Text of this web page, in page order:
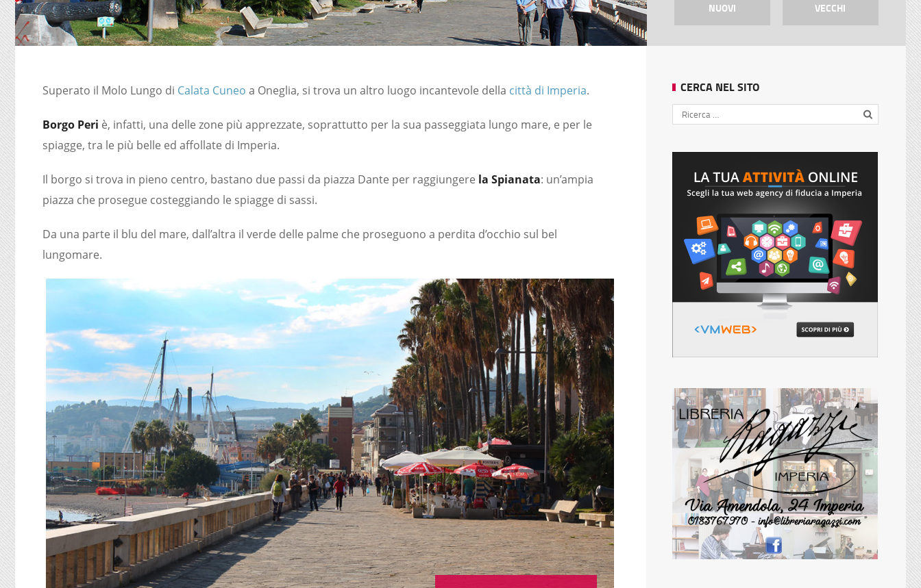
NUOVI VECCHI
Superato il Molo Lungo di Calata Cuneo a Oneglia, si trova un altro luogo incantevole della città di Imperia.
Borgo Peri è, infatti, una delle zone più apprezzate, soprattutto per la sua passeggiata lungo mare, e per le
spiagge, tra le più belle ed affollate di Imperia.
Il borgo si trova in pieno centro, bastano due passi da piazza Dante per raggiungere la Spianata: un’ampia
piazza che prosegue costeggiando le spiagge di sassi.
Da una parte il blu del mare, dall’altra il verde delle palme che proseguono a perdita d’occhio sul bel
lungomare.
CERCA NEL SITO